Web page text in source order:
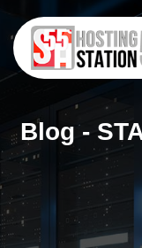
Blog -